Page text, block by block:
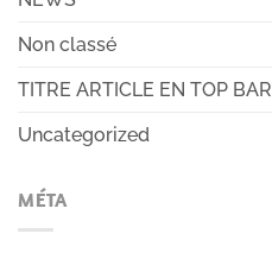
Non classé
TITRE ARTICLE EN TOP BAR
Uncategorized
MÉTA